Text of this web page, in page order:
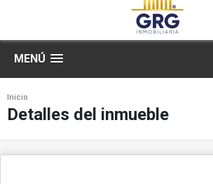
MENÚ
Inicio
Detalles del inmueble